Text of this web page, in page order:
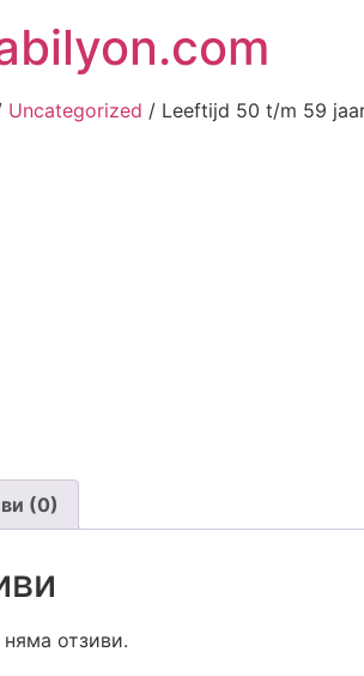
Uncategorized / Leeftijd 50 t/m 59
(0)
отзиви.